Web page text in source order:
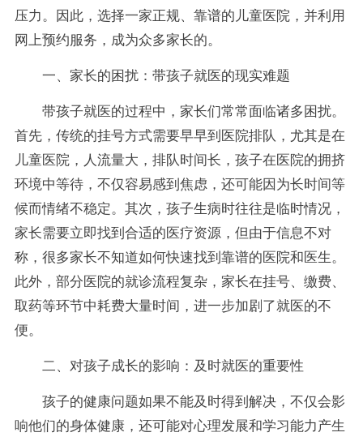
压力。因此，选择一家正规、靠谱的儿童医院，并利用
网上预约服务，成为众多家长的。
一、家长的困扰：带孩子就医的现实难题
带孩子就医的过程中，家长们常常面临诸多困扰。
首先，传统的挂号方式需要早早到医院排队，尤其是在
儿童医院，人流量大，排队时间长，孩子在医院的拥挤
环境中等待，不仅容易感到焦虑，还可能因为长时间等
候而情绪不稳定。其次，孩子生病时往往是临时情况，
家长需要立即找到合适的医疗资源，但由于信息不对
称，很多家长不知道如何快速找到靠谱的医院和医生。
此外，部分医院的就诊流程复杂，家长在挂号、缴费、
取药等环节中耗费大量时间，进一步加剧了就医的不
便。
二、对孩子成长的影响：及时就医的重要性
孩子的健康问题如果不能及时得到解决，不仅会影
响他们的身体健康，还可能对心理发展和学习能力产生